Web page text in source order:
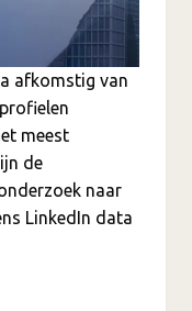
afkomstig van
meest
de
naar
LinkedIn data